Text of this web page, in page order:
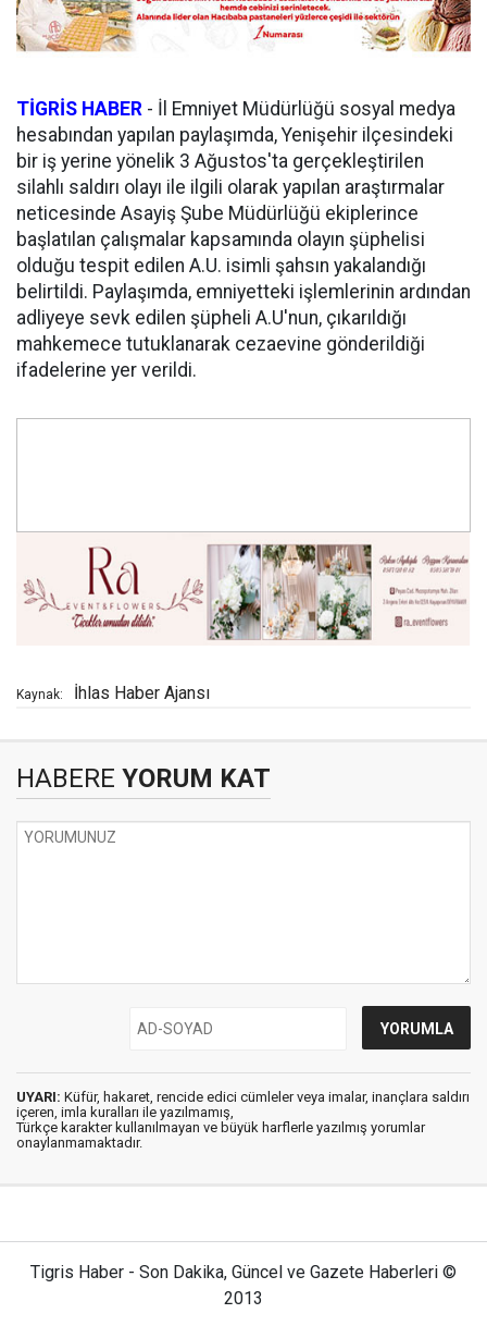
TİGRİS HABER - İl Emniyet Müdürlüğü sosyal medya
hesabından yapılan paylaşımda, Yenişehir ilçesindeki
bir iş yerine yönelik 3 Ağustos'ta gerçekleştirilen
silahlı saldırı olayı ile ilgili olarak yapılan araştırmalar
neticesinde Asayiş Şube Müdürlüğü ekiplerince
başlatılan çalışmalar kapsamında olayın şüphelisi
olduğu tespit edilen A.U. isimli şahsın yakalandığı
belirtildi. Paylaşımda, emniyetteki işlemlerinin ardından
adliyeye sevk edilen şüpheli A.U'nun, çıkarıldığı
mahkemece tutuklanarak cezaevine gönderildiği
ifadelerine yer verildi.
Kaynak: İhlas Haber Ajansı
HABERE YORUM KAT
UYARI: Küfür, hakaret, rencide edici cümleler veya imalar, inançlara saldırı
içeren, imla kuralları ile yazılmamış,
Türkçe karakter kullanılmayan ve büyük harflerle yazılmış yorumlar
onaylanmamaktadır.
Tigris Haber - Son Dakika, Güncel ve Gazete Haberleri ©
2013